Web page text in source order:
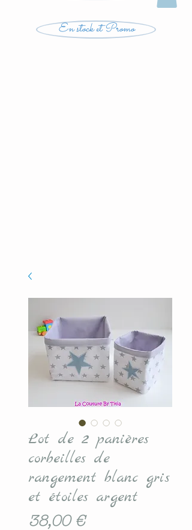
En stock et Promo
Lot de 2 panières
corbeilles de
rangement blanc gris
et étoiles argent
38,00 €Prix